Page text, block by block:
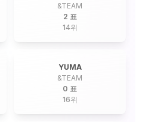
&TEAM
2 표
14위
YUMA
&TEAM
0 표
16위